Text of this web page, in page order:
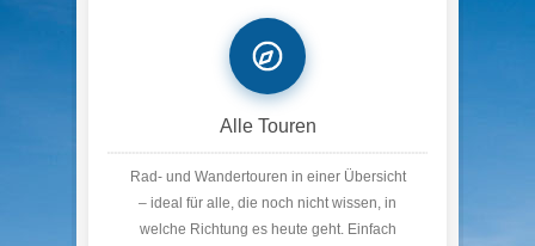
Alle Touren
Rad- und Wandertouren in einer Übersicht
– ideal für alle, die noch nicht wissen, in
welche Richtung es heute geht. Einfach